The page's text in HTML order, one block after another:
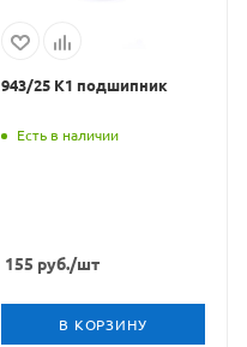
943/25 К1 подшипник
Есть в наличии
155 руб./шт
В КОРЗИНУ